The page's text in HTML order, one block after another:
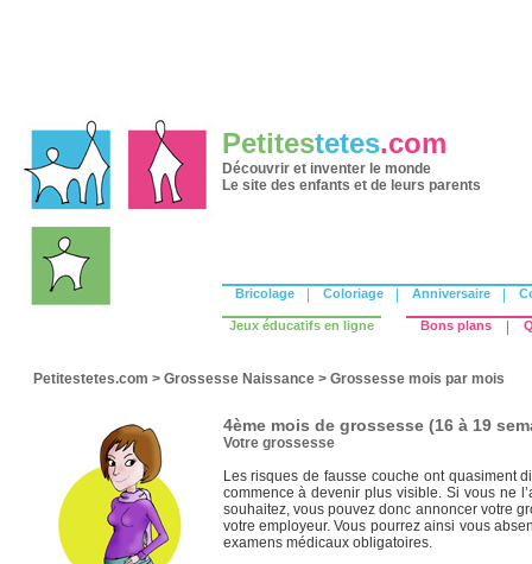
Petitestetes.com
Découvrir et inventer le monde
Le site des enfants et de leurs parents
Bricolage Coloriage Anniversaire
Jeux éducatifs en ligne Bons plans
Petitestetes.com > Grossesse Naissance > Grossesse mois par mois
4ème mois de grossesse (16 à 19
Votre grossesse
Les risques de fausse couche ont quasiment
commence à devenir plus visible. Si vous ne
souhaitez, vous pouvez donc annoncer votre
votre employeur. Vous pourrez ainsi vous
examens médicaux obligatoires.